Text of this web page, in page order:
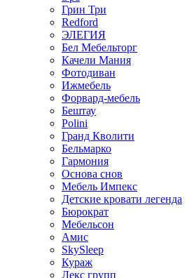
Грин Три
Redford
ЭЛЕГИЯ
Бел Мебельторг
Качели Мания
Фотодиван
Ижмебель
Форвард-мебель
Бештау
Polini
Гранд Кволити
Бельмарко
Гармония
Основа снов
Мебель Импекс
Детские кровати легенда
Бюрократ
Мебельсон
Амис
SkySleep
Кураж
Лекс групп